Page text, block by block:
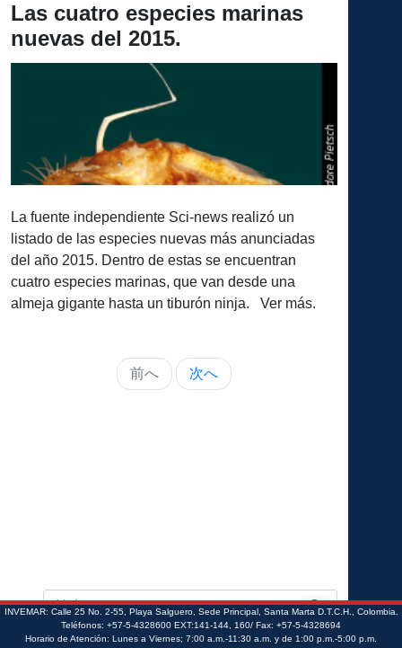
Las cuatro especies marinas
nuevas del 2015.
La fuente independiente Sci-news realizó un
listado de las especies nuevas más anunciadas
del año 2015. Dentro de estas se encuentran
cuatro especies marinas, que van desde una
almeja gigante hasta un tiburón ninja. Ver más.
前へ 次へ
INVEMAR: Calle 25 No. 2-55, Playa Salguero, Sede Principal, Santa Marta D.T.C.H., Colombia.
Teléfonos: +57-5-4328600 EXT:141-144, 160/ Fax: +57-5-4328694
Horario de Atención: Lunes a Viernes; 7:00 a.m.-11:30 a.m. y de 1:00 p.m.-5:00 p.m.